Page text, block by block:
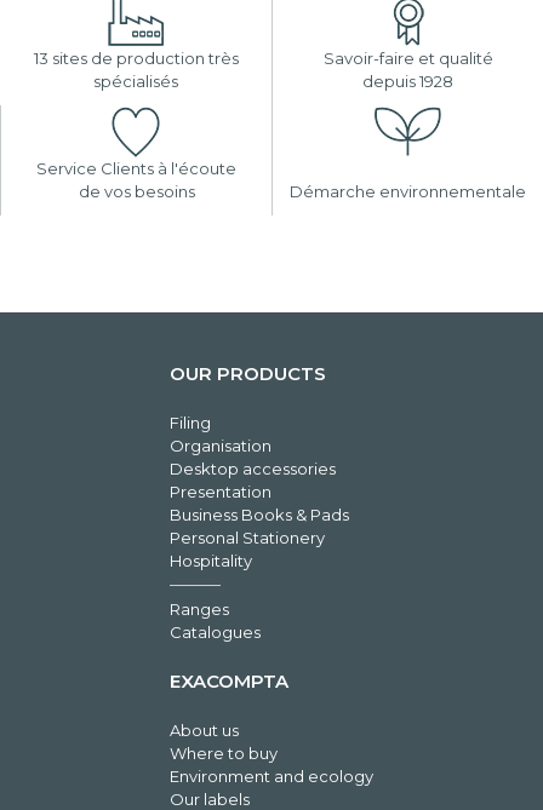
13 sites de production très
spécialisés
Savoir-faire et qualité
depuis 1928
Service Clients à l'écoute
de vos besoins
Démarche environnementale
OUR PRODUCTS
Filing
Organisation
Desktop accessories
Presentation
Business Books & Pads
Personal Stationery
Hospitality
Ranges
Catalogues
EXACOMPTA
About us
Where to buy
Environment and ecology
Our labels